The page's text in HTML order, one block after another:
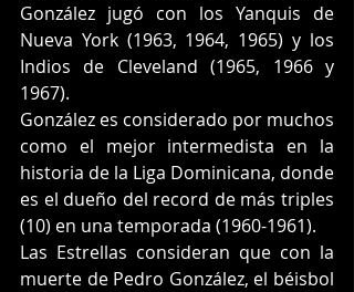
González jugó con los Yanquis de
Nueva York (1963, 1964, 1965) y los
Indios de Cleveland (1965, 1966 y
1967).
González es considerado por muchos
como el mejor intermedista en la
historia de la Liga Dominicana, donde
es el dueño del record de más triples
(10) en una temporada (1960-1961).
Las Estrellas consideran que con la
muerte de Pedro González, el béisbol